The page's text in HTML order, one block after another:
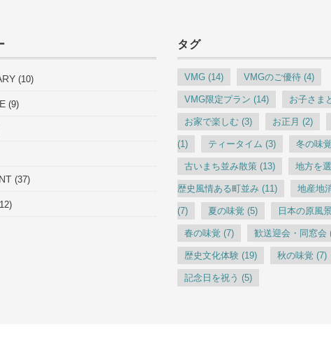
(10)
(9)
(37)
タグ
VMG (14) VMGのご優待 (4)
VMG限定プラン (14) お子さま
お家で楽しむ (3) お正月 (2)
(1) ティータイム (3) 冬の味覚
古いまち並み散策 (13) 地方を
歴史風情ある町並み (11) 地産地
(7) 夏の味覚 (5) 日本の原風
春の味覚 (7) 歓送迎会・同窓会
歴史文化体験 (19) 秋の味覚 (7)
記念日を祝う (5)